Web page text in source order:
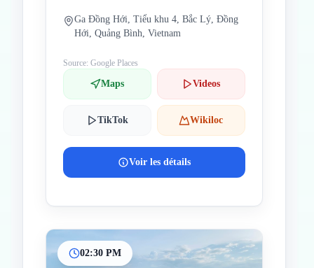
Ga Đồng Hới, Tiểu khu 4, Bắc Lý, Đồng
Hới, Quảng Bình, Vietnam
Source: Google Places
Maps Videos
TikTok Wikiloc
Voir les détails
02:30 PM